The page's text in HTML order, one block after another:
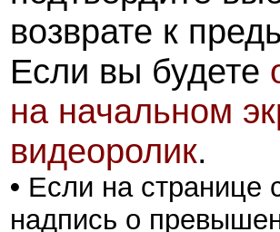
возврате к
Если вы будете
на начальном
видеоролик.
• Если на странице
надпись о